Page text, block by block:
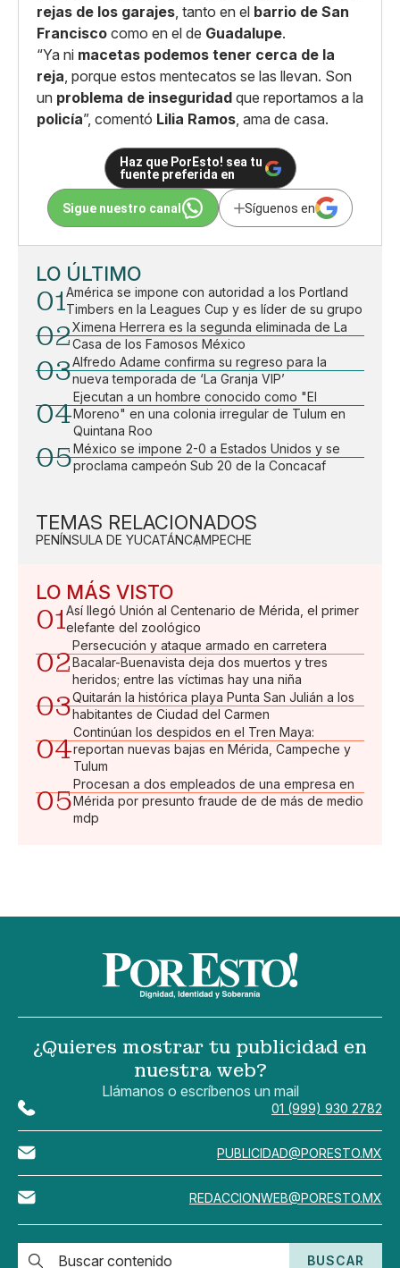
rejas de los garajes, tanto en el barrio de San
Francisco como en el de Guadalupe.
“Ya ni macetas podemos tener cerca de la
reja, porque estos mentecatos se las llevan. Son
un problema de inseguridad que reportamos a la
policía”, comentó Lilia Ramos, ama de casa.
Haz que PorEsto! sea tu
fuente preferida en
Sigue nuestro canal Síguenos en
LO ÚLTIMO
01América se impone con autoridad a los Portland
Timbers en la Leagues Cup y es líder de su grupo
02Ximena Herrera es la segunda eliminada de La
Casa de los Famosos México
03Alfredo Adame confirma su regreso para la
nueva temporada de ‘La Granja VIP’
04
Ejecutan a un hombre conocido como "El
Moreno" en una colonia irregular de Tulum en
Quintana Roo
05México se impone 2-0 a Estados Unidos y se
proclama campeón Sub 20 de la Concacaf
TEMAS RELACIONADOS
PENÍNSULA DE YUCATÁNCAMPECHE
LO MÁS VISTO
01Así llegó Unión al Centenario de Mérida, el primer
elefante del zoológico
02
Persecución y ataque armado en carretera
Bacalar-Buenavista deja dos muertos y tres
heridos; entre las víctimas hay una niña
03Quitarán la histórica playa Punta San Julián a los
habitantes de Ciudad del Carmen
04
Continúan los despidos en el Tren Maya:
reportan nuevas bajas en Mérida, Campeche y
Tulum
05
Procesan a dos empleados de una empresa en
Mérida por presunto fraude de de más de medio
mdp
¿Quieres mostrar tu publicidad en
nuestra web?
Llámanos o escríbenos un mail
01 (999) 930 2782
PUBLICIDAD@PORESTO.MX
REDACCIONWEB@PORESTO.MX
BUSCAR